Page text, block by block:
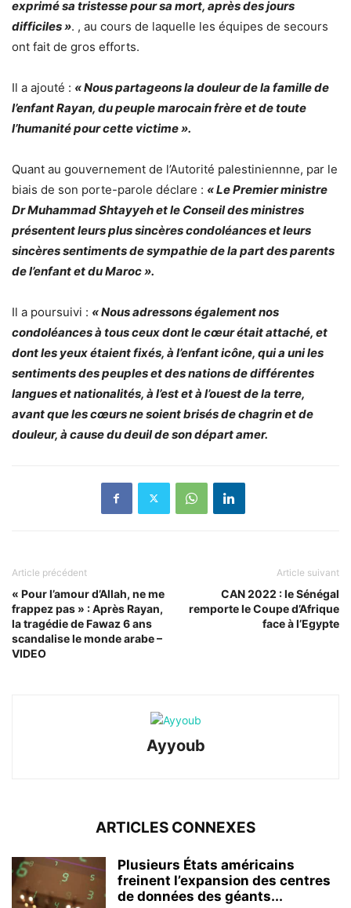
exprimé sa tristesse pour sa mort, après des jours
difficiles ». , au cours de laquelle les équipes de secours
ont fait de gros efforts.
Il a ajouté : « Nous partageons la douleur de la famille de
l’enfant Rayan, du peuple marocain frère et de toute
l’humanité pour cette victime ».
Quant au gouvernement de l’Autorité palestiniennne, par le
biais de son porte-parole déclare : « Le Premier ministre
Dr Muhammad Shtayyeh et le Conseil des ministres
présentent leurs plus sincères condoléances et leurs
sincères sentiments de sympathie de la part des parents
de l’enfant et du Maroc ».
Il a poursuivi : « Nous adressons également nos
condoléances à tous ceux dont le cœur était attaché, et
dont les yeux étaient fixés, à l’enfant icône, qui a uni les
sentiments des peuples et des nations de différentes
langues et nationalités, à l’est et à l’ouest de la terre,
avant que les cœurs ne soient brisés de chagrin et de
douleur, à cause du deuil de son départ amer.
Article précédent
« Pour l’amour d’Allah, ne me
frappez pas » : Après Rayan,
la tragédie de Fawaz 6 ans
scandalise le monde arabe –
VIDEO
Article suivant
CAN 2022 : le Sénégal
remporte le Coupe d’Afrique
face à l’Egypte
Ayyoub
ARTICLES CONNEXES
Plusieurs États américains
freinent l’expansion des centres
de données des géants...